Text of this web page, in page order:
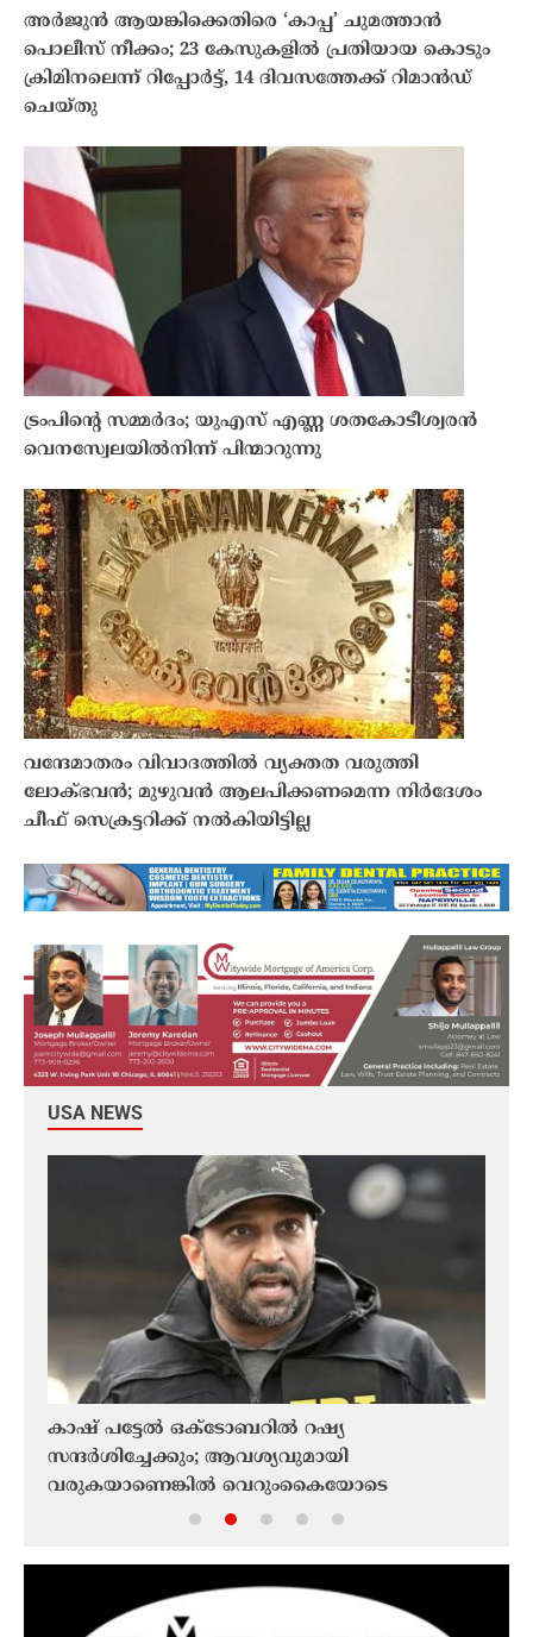
അർജുൻ ആയങ്കിക്കെതിരെ ‘കാപ്പ’ ചുമത്താൻ
പൊലീസ് നീക്കം; 23 കേസുകളിൽ പ്രതിയായ കൊടും
ക്രിമിനലെന്ന് റിപ്പോർട്ട്, 14 ദിവസത്തേക്ക് റിമാൻഡ്
ചെയ്തു
ട്രംപിന്റെ സമ്മർദം; യുഎസ് എണ്ണ ശതകോടീശ്വരൻ
വെനസ്വേലയിൽനിന്ന് പിന്മാറുന്നു
വന്ദേമാതരം വിവാദത്തിൽ വ്യക്തത വരുത്തി
ലോക്ഭവൻ; മുഴുവൻ ആലപിക്കണമെന്ന നിർദേശം
ചീഫ് സെക്രട്ടറിക്ക് നൽകിയിട്ടില്ല
USA NEWS
കാഷ് പട്ടേൽ ഒക്ടോബറിൽ റഷ്യ
സന്ദർശിച്ചേക്കും; ആവശ്യവുമായി
വരുകയാണെങ്കിൽ വെറുംകൈയോടെ
വരരുതെന്ന് ക്രെംലിൻ അനുകൂല പത്രം